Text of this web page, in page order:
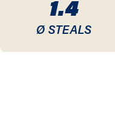
1.4
Ø STEALS